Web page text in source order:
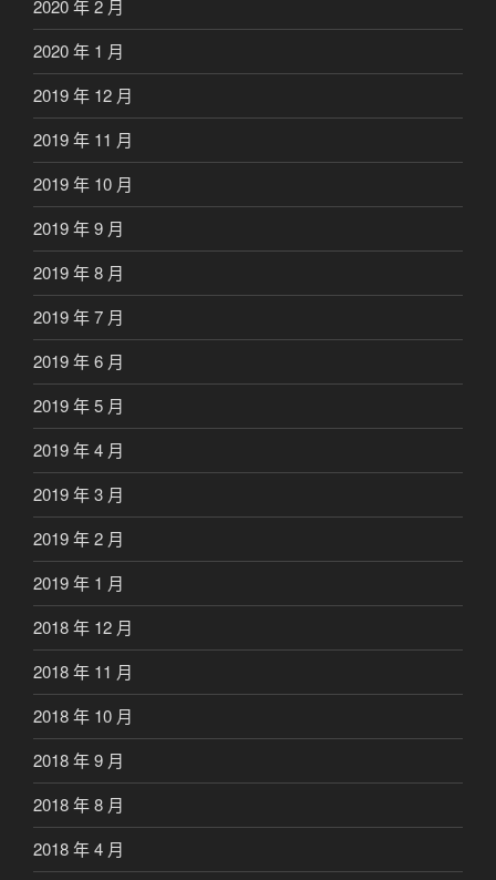
2020 年 2 月
2020 年 1 月
2019 年 12 月
2019 年 11 月
2019 年 10 月
2019 年 9 月
2019 年 8 月
2019 年 7 月
2019 年 6 月
2019 年 5 月
2019 年 4 月
2019 年 3 月
2019 年 2 月
2019 年 1 月
2018 年 12 月
2018 年 11 月
2018 年 10 月
2018 年 9 月
2018 年 8 月
2018 年 4 月